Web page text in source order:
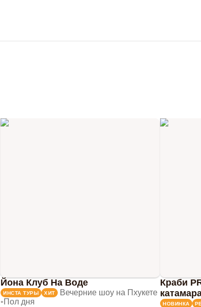
Йона Клуб На Воде
ИНСТА ТУРЫ ХИТ
Вечерние шоу на Пхукете
•Пол дня
Краби
НОВИНКА